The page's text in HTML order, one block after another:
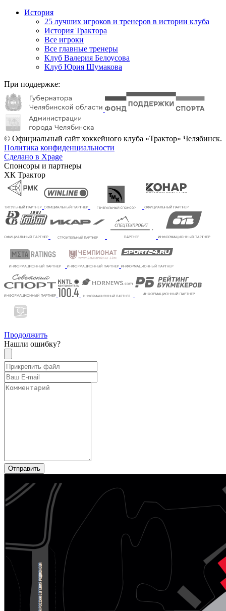
История
25 лучших игроков и тренеров в истории клуба
История Трактора
Все игроки
Все главные тренеры
Клуб Валерия Белоусова
Клуб Юрия Шумакова
При поддержке:
© Официальный сайт хоккейного клуба «Трактор» Челябинск.
Политика конфиденциальности
Сделано в Xpage
Спонсоры и партнеры
ХК Трактор
Продолжить
Нашли ошибку?